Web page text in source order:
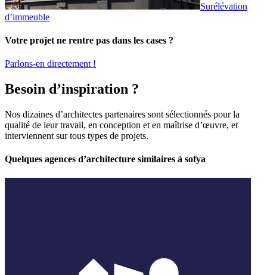
Surélévation
d’immeuble
Votre projet ne rentre pas dans les cases ?
Parlons-en directement !
Besoin d’inspiration ?
Nos dizaines d’architectes partenaires sont sélectionnés pour la
qualité de leur travail, en conception et en maîtrise d’œuvre, et
interviennent sur tous types de projets.
Quelques agences d’architecture similaires à sofya